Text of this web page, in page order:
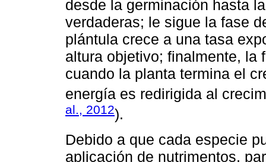
desde la germinación hasta
verdaderas; le sigue la fase
plántula crece a una tasa
altura objetivo; finalmente, la
cuando la planta termina el
energía es redirigida al
al., 2012).
Debido a que cada especie
aplicación de nutrimentos,